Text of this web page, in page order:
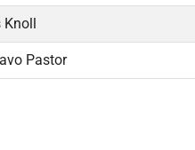
Knoll
Pastor